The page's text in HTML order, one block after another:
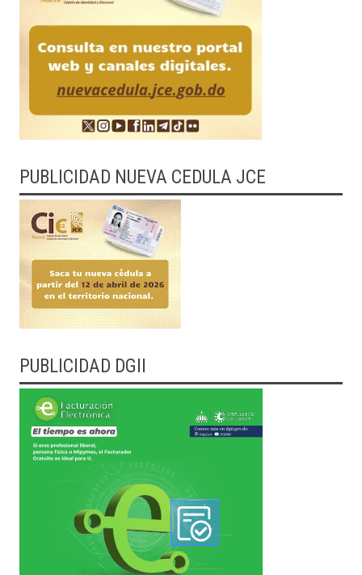
PUBLICIDAD NUEVA CEDULA JCE
PUBLICIDAD DGII